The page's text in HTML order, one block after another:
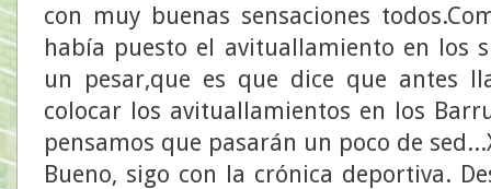
con muy buenas sensaciones
había puesto el avituallamiento en los
un pesar,que es que dice que antes
colocar los avituallamientos en los
pensamos que pasarán un poco de
Bueno, sigo con la crónica deportiva.